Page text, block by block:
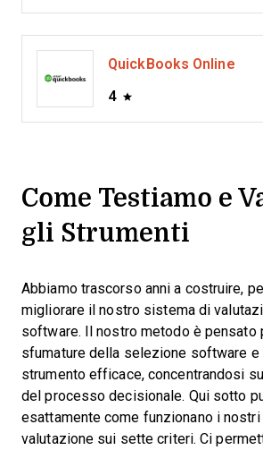
QuickBooks Online
4
Come Testiamo e
gli Strumenti
Abbiamo trascorso anni a costruire,
migliorare il nostro sistema di
software. Il nostro metodo è pensato
sfumature della selezione software e
strumento efficace, concentrandosi
del processo decisionale. Qui sotto
esattamente come funzionano i
valutazione sui sette criteri. Ci